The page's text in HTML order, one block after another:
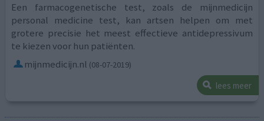
Een farmacogenetische test, zoals de mijnmedicijn
personal medicine test, kan artsen helpen om met
grotere precisie het meest effectieve antidepressivum
te kiezen voor hun patiënten.
mijnmedicijn.nl (08-07-2019)
lees meer